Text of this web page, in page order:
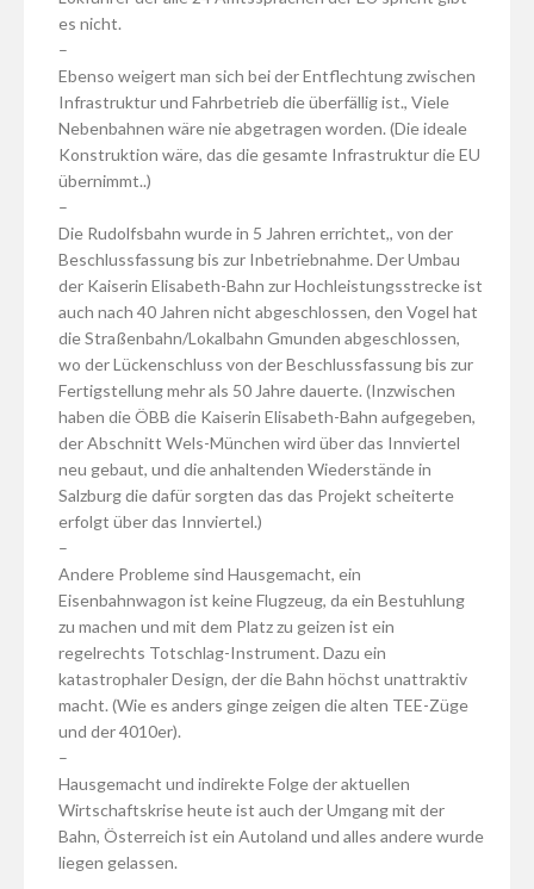
es nicht.
–
Ebenso weigert man sich bei der Entflechtung zwischen
Infrastruktur und Fahrbetrieb die überfällig ist., Viele
Nebenbahnen wäre nie abgetragen worden. (Die ideale
Konstruktion wäre, das die gesamte Infrastruktur die EU
übernimmt..)
–
Die Rudolfsbahn wurde in 5 Jahren errichtet,, von der
Beschlussfassung bis zur Inbetriebnahme. Der Umbau
der Kaiserin Elisabeth-Bahn zur Hochleistungsstrecke ist
auch nach 40 Jahren nicht abgeschlossen, den Vogel hat
die Straßenbahn/Lokalbahn Gmunden abgeschlossen,
wo der Lückenschluss von der Beschlussfassung bis zur
Fertigstellung mehr als 50 Jahre dauerte. (Inzwischen
haben die ÖBB die Kaiserin Elisabeth-Bahn aufgegeben,
der Abschnitt Wels-München wird über das Innviertel
neu gebaut, und die anhaltenden Wiederstände in
Salzburg die dafür sorgten das das Projekt scheiterte
erfolgt über das Innviertel.)
–
Andere Probleme sind Hausgemacht, ein
Eisenbahnwagon ist keine Flugzeug, da ein Bestuhlung
zu machen und mit dem Platz zu geizen ist ein
regelrechts Totschlag-Instrument. Dazu ein
katastrophaler Design, der die Bahn höchst unattraktiv
macht. (Wie es anders ginge zeigen die alten TEE-Züge
und der 4010er).
–
Hausgemacht und indirekte Folge der aktuellen
Wirtschaftskrise heute ist auch der Umgang mit der
Bahn, Österreich ist ein Autoland und alles andere wurde
liegen gelassen.